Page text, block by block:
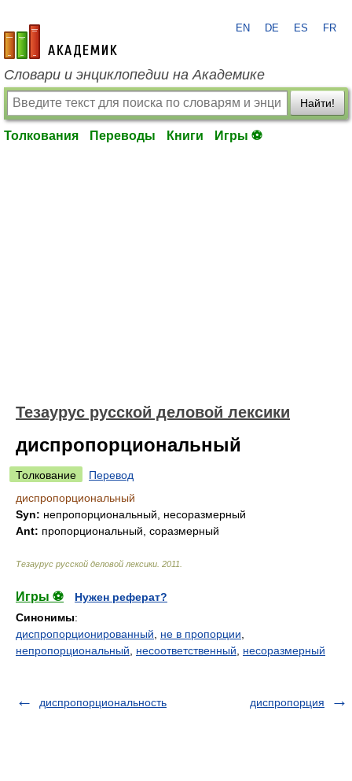
academic.ru
EN DE ES FR
Словари и энциклопедии на Академике
Найти!
Толкования Переводы Книги Игры ⚽
Тезаурус русской деловой лексики
диспропорциональный
Толкование
Перевод
диспропорциональный
Syn: непропорциональный, несоразмерный
Ant: пропорциональный, соразмерный
Тезаурус русской деловой лексики 2011
Игры ⚽
Нужен реферат?
Синонимы:
диспропорционированный
не в пропорции
непропорциональный
несоответственный несоразмерный
диспропорциональность диспропорция